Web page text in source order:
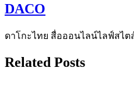
DACO
ดาโกะไทย สื่อออนไลน์ไลฟ์สไ
Related Posts